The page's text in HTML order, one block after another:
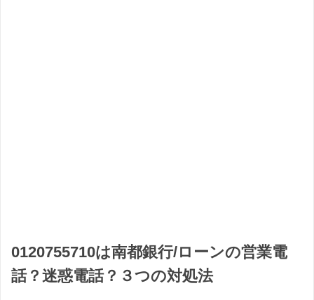
0120755710は南都銀行/ローンの営業電
話？迷惑電話？３つの対処法